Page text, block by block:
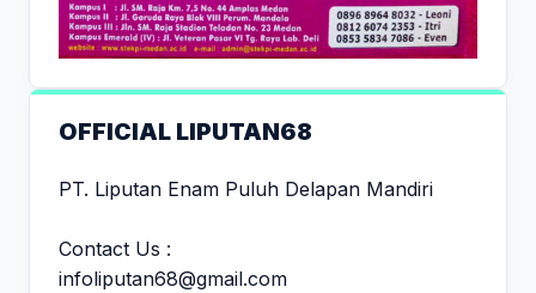
OFFICIAL LIPUTAN68
PT. Liputan Enam Puluh Delapan Mandiri
Contact Us :
infoliputan68@gmail.com